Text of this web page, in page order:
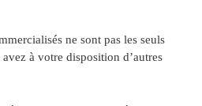
ne sont pas les seuls
à votre disposition d’autres